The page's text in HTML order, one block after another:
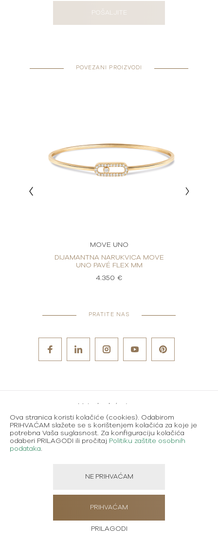
POŠALJITE
POVEZANI PROIZVODI
MOVE UNO
DIJAMANTNA NARUKVICA MOVE
UNO PAVÉ FLEX MM
4.350 €
PRATITE NAS
Metode plaćanja
Karijere
Uvjeti korištenja
Created using magic by
Ova stranica koristi kolačiće (cookies). Odabirom
PRIHVAĆAM slažete se s korištenjem kolačića za koje je
potrebna Vaša suglasnost. Za konfiguraciju kolačića
odaberi PRILAGODI ili pročitaj Politiku zaštite osobnih
podataka.
PRILAGODI
NE PRIHVAĆAM
PRIHVAĆAM